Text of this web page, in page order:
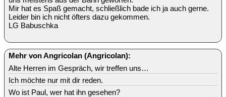
Mir hat es Spaß gemacht, schließlich bade ich ja auch gerne.
Leider bin ich nicht öfters dazu gekommen.
LG Babuschka
Mehr von Angricolan (Angricolan):
Alte Herren im Gespräch, wir treffen uns…
Ich möchte nur mit dir reden.
Wo ist Paul, wer hat ihn gesehen?